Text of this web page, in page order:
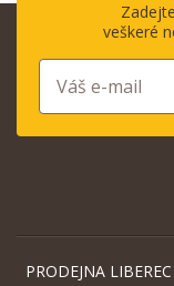
veškeré
PRODEJNA LIBEREC